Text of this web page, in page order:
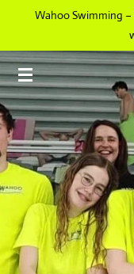
naar
de
hoofdinhoud
Wahoo Swimming